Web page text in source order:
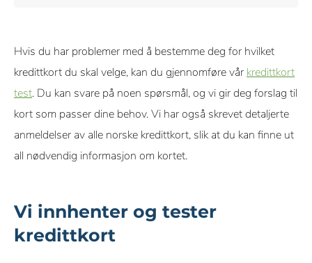
økonomiske utfordringer. Er dette hovedmotivet, må du se
på hvor mange rentefrie dager du får. Sjekk i tillegg hvor høy
renten er på beløp som ikke er betalt ved utgangen av den
rentefrie perioden.
Hvis du har problemer med å bestemme deg for hvilket
kredittkort du skal velge, kan du gjennomføre vår kredittkort
test. Du kan svare på noen spørsmål, og vi gir deg forslag til
kort som passer dine behov. Vi har også skrevet detaljerte
anmeldelser av alle norske kredittkort, slik at du kan finne ut
all nødvendig informasjon om kortet.
Vi innhenter og tester
kredittkort